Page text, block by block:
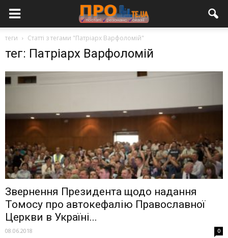
теги Статті з тегами "Патріарх Варфоломій"
тег: Патріарх Варфоломій
Звернення Президента щодо надання
Томосу про автокефалію Православної
Церкви в Україні...
08.06.2018 0